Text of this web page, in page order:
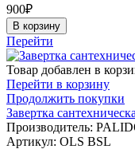
900₽
В корзину
Перейти
Товар добавлен в
Перейти в корзину
Продолжить покупки
Завертка
Производитель:
Артикул: OLS BSL